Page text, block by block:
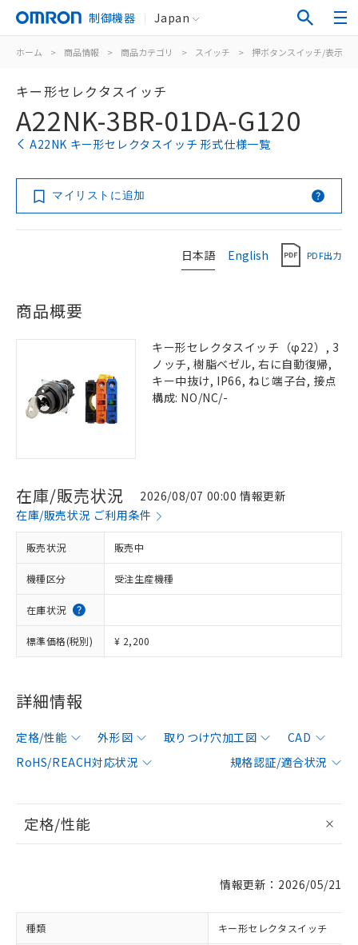
制御機器 Japan
ホーム > 商品情報 > 商品カテゴリ > スイッチ > 押ボタンスイッチ/表示灯
キー形セレクタスイッチ
A22NK-3BR-01DA-G120
A22NK キー形セレクタスイッチ 形式仕様一覧
マイリストに追加
日本語 English PDF出力
商品概要
キー形セレクタスイッチ（φ22）, 3
ノッチ, 樹脂ベゼル, 右に自動復帰,
キー中抜け, IP66, ねじ端子台, 接点
構成: NO/NC/-
在庫/販売状況
2026/08/07 00:00 情報更新
在庫/販売状況 ご利用条件
販売状況 販売中
機種区分 受注生産機種
在庫状況
標準価格(税別) ¥ 2,200
詳細情報
定格/性能 外形図 取りつけ穴加工図
CAD
RoHS/REACH対応状況
規格認証/適合状況
定格/性能
情報更新：2026/05/21
種類 キー形セレクタスイッチ